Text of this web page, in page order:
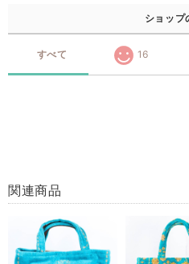
ショップ
すべて 16
関連商品